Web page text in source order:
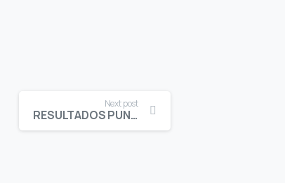
Next post
RESULTADOS PUNTUABLE G.P. Y V.V. C.G. LLAVANERAS ALEVIN FEMENINO SCRATCH